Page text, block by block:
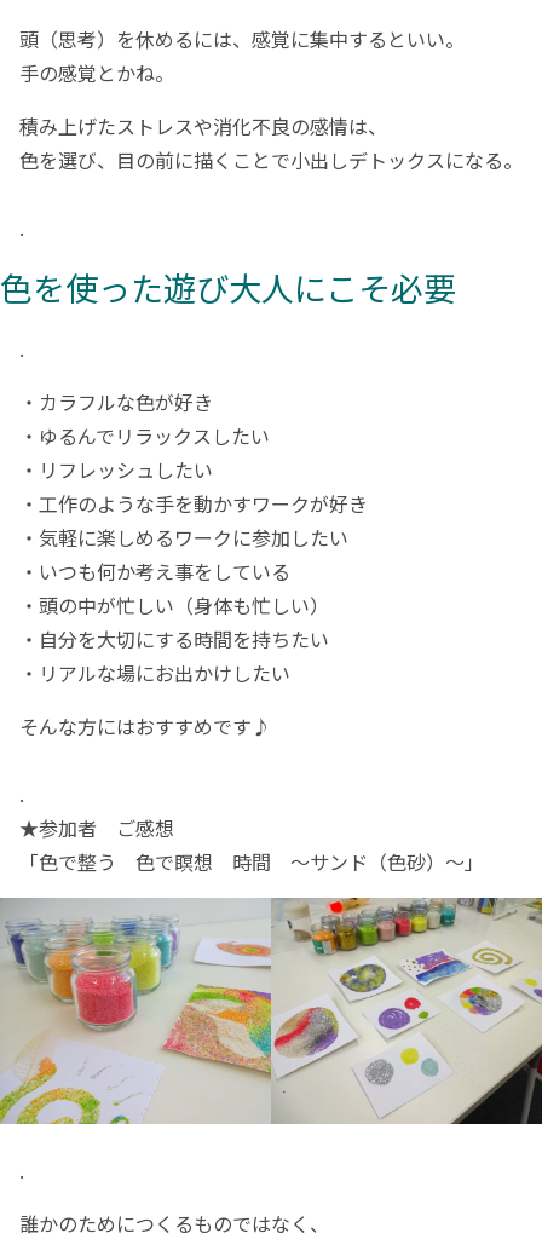
頭（思考）を休めるには、感覚に集中するといい。
手の感覚とかね。
積み上げたストレスや消化不良の感情は、
色を選び、目の前に描くことで小出しデトックスになる。
.
色を使った遊び大人にこそ必要
.
・カラフルな色が好き
・ゆるんでリラックスしたい
・リフレッシュしたい
・工作のような手を動かすワークが好き
・気軽に楽しめるワークに参加したい
・いつも何か考え事をしている
・頭の中が忙しい（身体も忙しい）
・自分を大切にする時間を持ちたい
・リアルな場にお出かけしたい
そんな方にはおすすめです♪
.
★参加者 ご感想
「色で整う 色で瞑想 時間 ～サンド（色砂）～ 」
.
誰かのためにつくるものではなく、